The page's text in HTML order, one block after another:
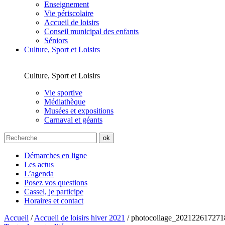
Enseignement
Vie périscolaire
Accueil de loisirs
Conseil municipal des enfants
Séniors
Culture, Sport et Loisirs
Culture, Sport et Loisirs
Vie sportive
Médiathèque
Musées et expositions
Carnaval et géants
Démarches en ligne
Les actus
L’agenda
Posez vos questions
Cassel, je participe
Horaires et contact
Accueil /Accueil de loisirs hiver 2021 /